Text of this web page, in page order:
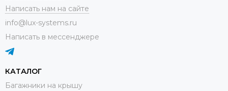
Написать нам на сайте
info@lux-systems.ru
Написать в мессенджере
КАТАЛОГ
Багажники на крышу